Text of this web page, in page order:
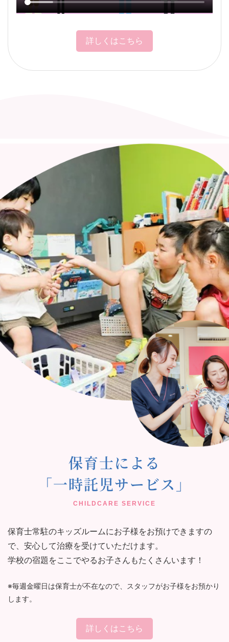
詳しくはこちら
保育士による
「一時託児サービス」
保育士常駐のキッズルームにお子様をお預けできますの
で、安心して治療を受けていただけます。
学校の宿題をここでやるお子さんもたくさんいます！
※毎週金曜日は保育士が不在なので、スタッフがお子様をお預かり
します。
詳しくはこちら